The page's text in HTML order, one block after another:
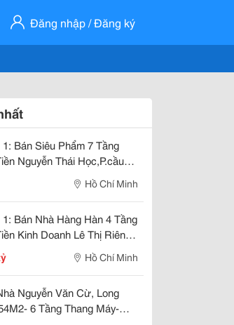
Đăng nhập / Đăng ký
Bán Siêu Phẩm 7 Tầng
Nguyễn Thái Học,P.cầu
Dt 4M*20M Sh Vuông
Tiền Đều Hơn 1
Chính
Hồ Chí Minh
Bán Nhà Hàng Hàn 4 Tầng
Kinh Doanh Lê Thị Riêng,
Thành- Dt 47M2- Chính Chủ
Hồ Chí Minh
Nguyễn Văn Cừ, Long
6 Tầng Thang Máy-